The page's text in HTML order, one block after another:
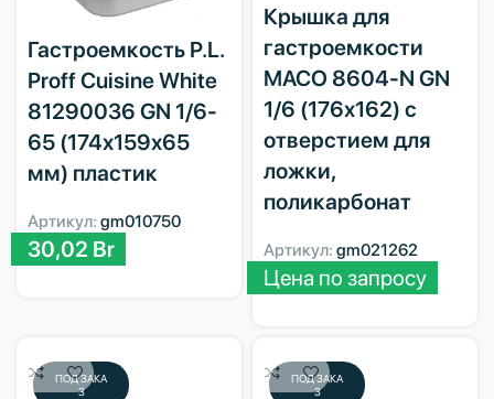
Гастроемкость P.L.
Proff Cuisine White
81290036 GN 1/6-
65 (174х159х65
мм) пластик
Артикул: gm010750
30,02 Br
Крышка для
гастроемкости
MACO 8604-N GN
1/6 (176х162) с
отверстием для
ложки,
поликарбонат
Артикул: gm021262
Цена по запросу
ПОД ЗАКА
З
ПОД ЗАКА
З